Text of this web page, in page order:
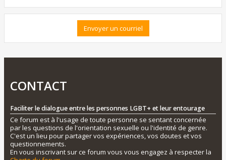
CONTACT
Faciliter le dialogue entre les personnes LGBT+ et leur entourage
Ce forum est à l'usage de toute personne se sentant concernée
par les questions de l'orientation sexuelle ou l'identité de genre.
C'est un lieu pour partager vos expériences, vos doutes et vos
questionnements.
En vous inscrivant sur ce forum vous vous engagez à respecter la